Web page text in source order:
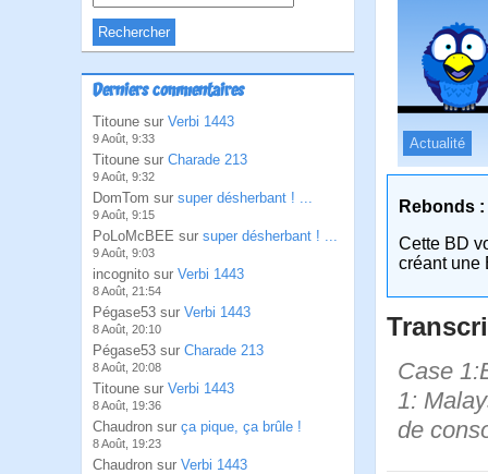
Derniers commentaires
Titoune sur Verbi 1443
9 Août, 9:33
Titoune sur Charade 213
9 Août, 9:32
DomTom sur super désherbant ! ...
9 Août, 9:15
PoLoMcBEE sur super désherbant ! ...
9 Août, 9:03
incognito sur Verbi 1443
8 Août, 21:54
Pégase53 sur Verbi 1443
8 Août, 20:10
Pégase53 sur Charade 213
8 Août, 20:08
Titoune sur Verbi 1443
8 Août, 19:36
Chaudron sur ça pique, ça brûle !
8 Août, 19:23
Chaudron sur Verbi 1443
Actualité
Rebonds :
Cette BD
créant une
Case
1:
de